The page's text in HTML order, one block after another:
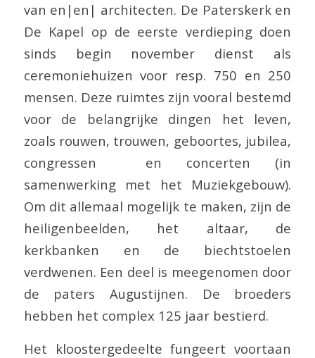
van en|en| architecten. De Paterskerk en
De Kapel op de eerste verdieping doen
sinds begin november dienst als
ceremoniehuizen voor resp. 750 en 250
mensen. Deze ruimtes zijn vooral bestemd
voor de belangrijke dingen het leven,
zoals rouwen, trouwen, geboortes, jubilea,
congressen en concerten (in
samenwerking met het Muziekgebouw).
Om dit allemaal mogelijk te maken, zijn de
heiligenbeelden, het altaar, de
kerkbanken en de biechtstoelen
verdwenen. Een deel is meegenomen door
de paters Augustijnen. De broeders
hebben het complex 125 jaar bestierd.
Het kloostergedeelte fungeert voortaan